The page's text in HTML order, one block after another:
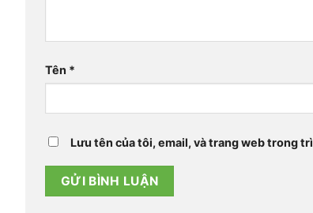
Tên *
Lưu tên của tôi, email, và trang web trong